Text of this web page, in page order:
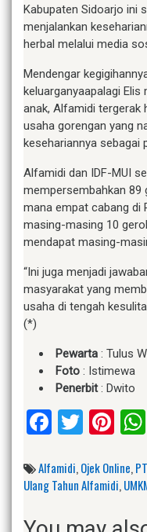
Kabupaten Sidoarjo ini
menjalankan
herbal melalui media
Mendengar
keluarganyaapalagi
anak, Alfamidi tergerak
usaha gorengan yang
kesehariannya sebagai
Alfamidi dan IDF-MUI
mempersembahkan 89
mana empat cabang di
masing-masing 10
mendapat masing-
“Ini juga menjadi
masyarakat yang
usaha di tengah
(*)
Pewarta : Tulus W
Foto : Istimewa
Penerbit: Dwito
Alfamidi,Ojek Online,
Ulang Tahun Alfamidi,